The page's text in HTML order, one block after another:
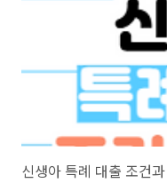
신생아 특례 대출 조건